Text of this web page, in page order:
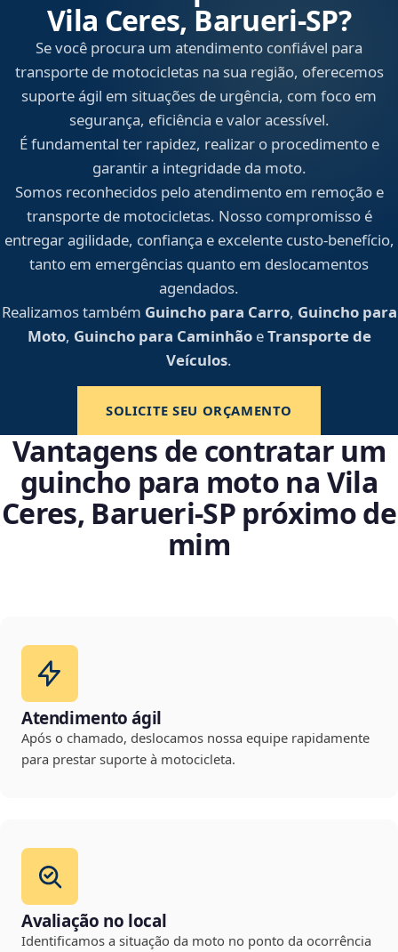
Vila Ceres, Barueri‑SP?
Se você procura um atendimento confiável para
transporte de motocicletas na sua região, oferecemos
suporte ágil em situações de urgência, com foco em
segurança, eficiência e valor acessível.
É fundamental ter rapidez, realizar o procedimento e
garantir a integridade da moto.
Somos reconhecidos pelo atendimento em remoção e
transporte de motocicletas. Nosso compromisso é
entregar agilidade, confiança e excelente custo-benefício,
tanto em emergências quanto em deslocamentos
agendados.
Realizamos também Guincho para Carro, Guincho para
Moto, Guincho para CaminhãoeTransporte de
Veículos.
SOLICITE SEU ORÇAMENTO
Vantagens de contratar um
guincho para moto na Vila
Ceres, Barueri‑SP próximo de
mim
Atendimento ágil
Após o chamado, deslocamos nossa equipe rapidamente
para prestar suporte à motocicleta.
Avaliação no local
Identificamos a situação da moto no ponto da ocorrência